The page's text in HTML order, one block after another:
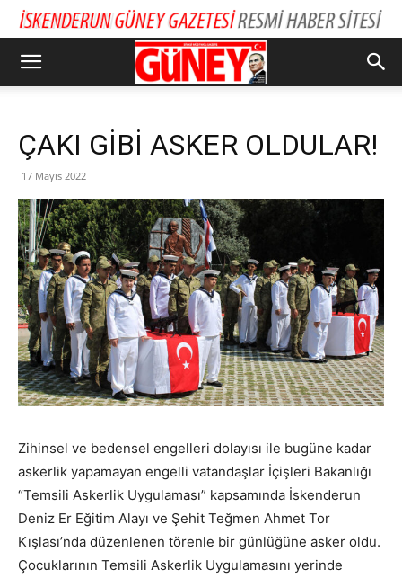
ÇAKI GİBİ ASKER OLDULAR!
17 Mayıs 2022
Zihinsel ve bedensel engelleri dolayısı ile bugüne kadar
askerlik yapamayan engelli vatandaşlar İçişleri Bakanlığı
“Temsili Askerlik Uygulaması” kapsamında İskenderun
Deniz Er Eğitim Alayı ve Şehit Teğmen Ahmet Tor
Kışlası’nda düzenlenen törenle bir günlüğüne asker oldu.
Çocuklarının Temsili Askerlik Uygulamasını yerinde